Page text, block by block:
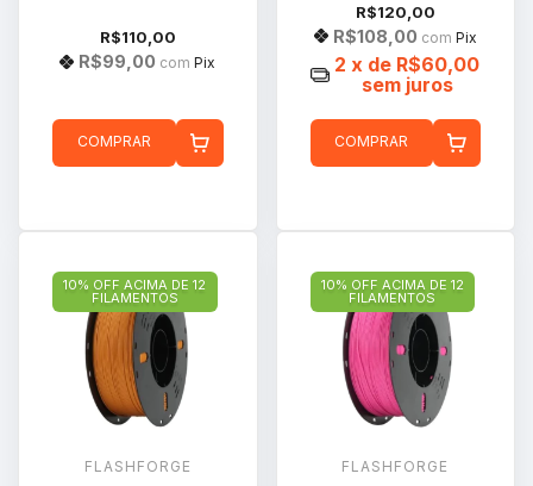
R$110,00
R$99,00 com Pix
COMPRAR
R$120,00
R$108,00 com Pix
2 x de R$60,00
sem juros
COMPRAR
10% OFF ACIMA DE 12
FILAMENTOS
FLASHFORGE
10% OFF ACIMA DE 12
FILAMENTOS
FLASHFORGE